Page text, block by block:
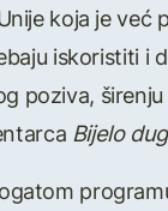
koja je već
iskoristiti i
poziva,
Bijelo